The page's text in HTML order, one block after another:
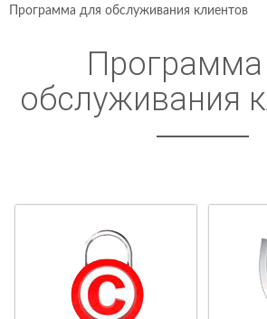
Программа для обслуживания клиентов
Программа
обслуживания